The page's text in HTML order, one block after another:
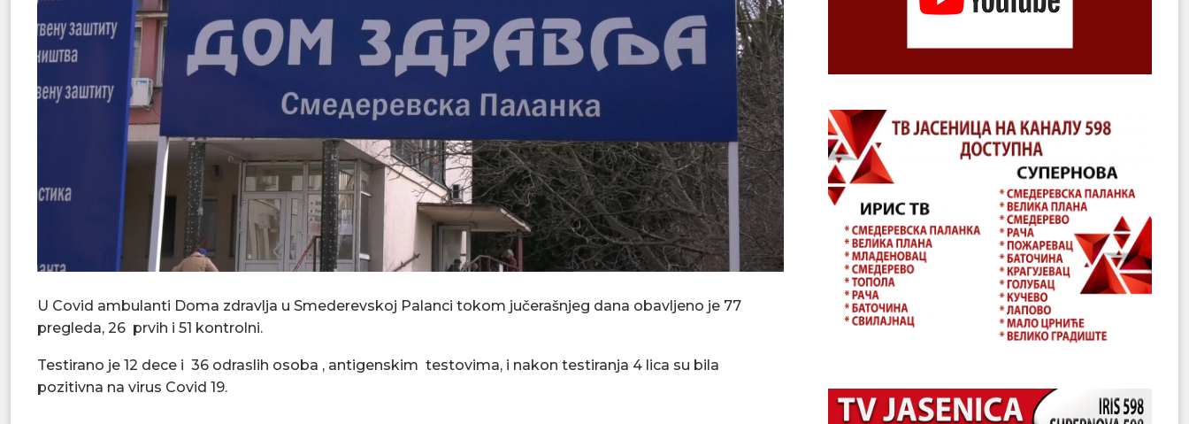
U Covid ambulanti Doma zdravlja u Smederevskoj Palanci tokom jučerašnjeg dana obavljeno je 77
pregleda, 26 prvih i 51 kontrolni.
Testirano je 12 dece i 36 odraslih osoba , antigenskim testovima, i nakon testiranja 4 lica su bila
pozitivna na virus Covid 19.